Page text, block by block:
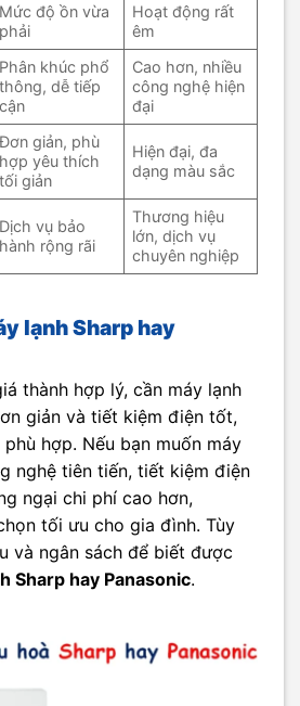
Mức độ ồn vừa
phải
Hoạt động rất
êm
Phân khúc phổ
thông, dễ tiếp
cận
Cao hơn, nhiều
công nghệ hiện
đại
Đơn giản, phù
hợp yêu thích
tối giản
Hiện đại, đa
dạng màu sắc
Dịch vụ bảo
hành rộng rãi
Thương hiệu
lớn, dịch vụ
chuyên nghiệp
lạnh Sharp hay
thành hợp lý, cần máy lạnh
giản và tiết kiệm điện tốt,
hợp. Nếu bạn muốn máy
nghệ tiên tiến, tiết kiệm điện
ngại chi phí cao hơn,
tối ưu cho gia đình. Tùy
và ngân sách để biết được
Sharp hay Panasonic.